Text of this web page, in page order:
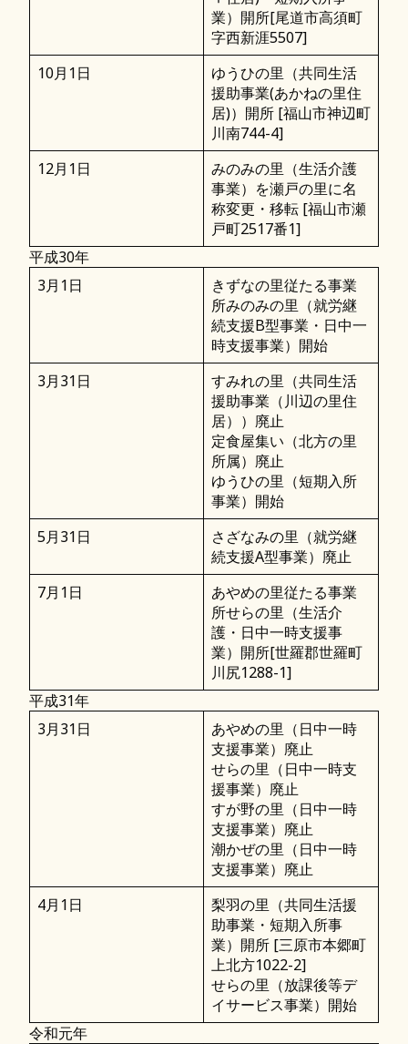
業）開所[尾道市高須町
字西新涯5507]
10月1日
ゆうひの里（共同生活
援助事業(あかねの里住
居)）開所 [福山市神辺町
川南744-4]
12月1日
みのみの里（生活介護
事業）を瀬戸の里に名
称変更・移転 [福山市瀬
戸町2517番1]
平成30年
3月1日
きずなの里従たる事業
所みのみの里（就労継
続支援B型事業・日中一
時支援事業）開始
3月31日
すみれの里（共同生活
援助事業（川辺の里住
居））廃止
定食屋集い（北方の里
所属）廃止
ゆうひの里（短期入所
事業）開始
5月31日
さざなみの里（就労継
続支援A型事業）廃止
7月1日
あやめの里従たる事業
所せらの里（生活介
護・日中一時支援事
業）開所[世羅郡世羅町
川尻1288-1]
平成31年
3月31日
あやめの里（日中一時
支援事業）廃止
せらの里（日中一時支
援事業）廃止
すが野の里（日中一時
支援事業）廃止
潮かぜの里（日中一時
支援事業）廃止
4月1日
梨羽の里（共同生活援
助事業・短期入所事
業）開所 [三原市本郷町
上北方1022-2]
せらの里（放課後等デ
イサービス事業）開始
令和元年